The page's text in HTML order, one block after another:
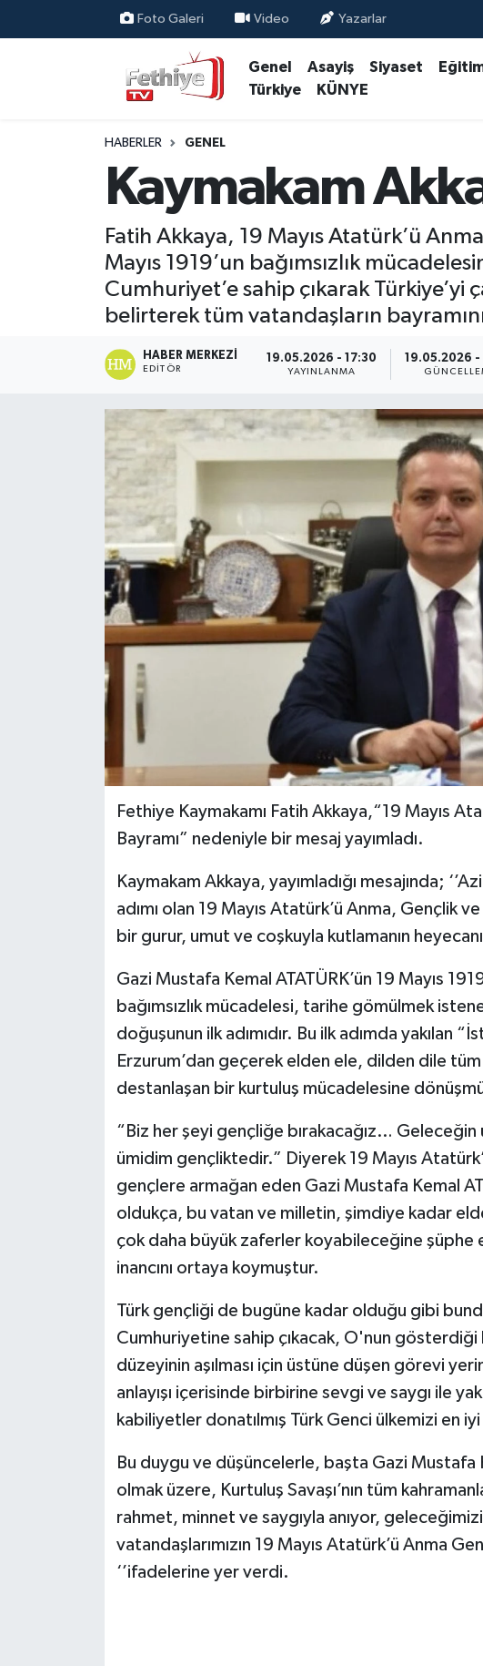
Foto Galeri Video Yazarlar
Genel Asayiş Siyaset
Türkiye
KÜNYE
HABERLER GENEL
Kaymakam
Fatih Akkaya, 19 Mayıs Atatürk’ü
Mayıs 1919’un bağımsızlık
Cumhuriyet’e sahip çıkarak Türkiye’yi
belirterek tüm vatandaşların
HABER MERKEZI
EDITÖR
19.05.2026 - 17:30
YAYINLANMA
19.05.2026 -
Fethiye Kaymakamı Fatih Akkaya,“19 Mayıs
Bayramı” nedeniyle bir mesaj yayımladı.
Kaymakam Akkaya, yayımladığı mesajında;
adımı olan 19 Mayıs Atatürk’ü Anma, Gençlik
bir gurur, umut ve coşkuyla kutlamanın
Gazi Mustafa Kemal ATATÜRK’ün 19 Mayıs
bağımsızlık mücadelesi, tarihe gömülmek
doğuşunun ilk adımıdır. Bu ilk adımda yakılan
Erzurum’dan geçerek elden ele, dilden dile
destanlaşan bir kurtuluş mücadelesine
“Biz her şeyi gençliğe bırakacağız… Geleceğin
ümidim gençliktedir.” Diyerek 19 Mayıs
gençlere armağan eden Gazi Mustafa Kemal
oldukça, bu vatan ve milletin, şimdiye kadar
çok daha büyük zaferler koyabileceğine
inancını ortaya koymuştur.
Türk gençliği de bugüne kadar olduğu gibi
Cumhuriyetine sahip çıkacak, O'nun gösterdiği
düzeyinin aşılması için üstüne düşen görevi
anlayışı içerisinde birbirine sevgi ve saygı ile
kabiliyetler donatılmış Türk Genci ülkemizi en
Bu duygu ve düşüncelerle, başta Gazi Mustafa
olmak üzere, Kurtuluş Savaşı’nın tüm
rahmet, minnet ve saygıyla anıyor,
vatandaşlarımızın 19 Mayıs Atatürk’ü Anma
‘’ifadelerine yer verdi.
Ekonomi
Magazin
Muğla Nöbetçi Eczaneler
Muğla Trafik Yoğunluk Haritası
Süper Lig Puan Durumu ve Fikstür
Tüm Manşetler
Son Dakika Haberleri